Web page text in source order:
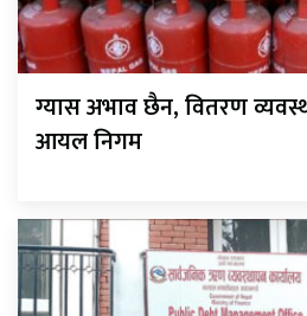
ग्यास अभाव छैन, वितरण
आयल निगम